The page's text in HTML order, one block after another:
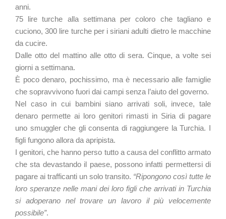
anni.
75 lire turche alla settimana per coloro che tagliano e
cuciono, 300 lire turche per i siriani adulti dietro le macchine
da cucire.
Dalle otto del mattino alle otto di sera. Cinque, a volte sei
giorni a settimana.
È poco denaro, pochissimo, ma è necessario alle famiglie
che sopravvivono fuori dai campi senza l’aiuto del governo.
Nel caso in cui bambini siano arrivati soli, invece, tale
denaro permette ai loro genitori rimasti in Siria di pagare
uno smuggler che gli consenta di raggiungere la Turchia. I
figli fungono allora da apripista.
I genitori, che hanno perso tutto a causa del conflitto armato
che sta devastando il paese, possono infatti permettersi di
pagare ai trafficanti un solo transito. “Ripongono così tutte le
loro speranze nelle mani dei loro figli che arrivati in Turchia
si adoperano nel trovare un lavoro il più velocemente
possibile”.